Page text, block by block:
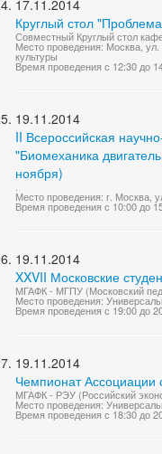
17.11.2014
Круглый стол
Совместный Круглый стол
Место проведения: Москва,
культуры
Время проведения с 12:30 до
19.11.2014
II Всероссийская
"Биомеханика
ноября)
Место проведения: г.
Время проведения с 10:00 до
19.11.2014
XXVII Московские
МГАФК - МГПУ (Московский
Место проведения:
Время проведения с 19:00 до
19.11.2014
Чемпионат Ассоциации
МГАФК - РЭУ (Российский
Место проведения:
Время проведения с 18:30 до